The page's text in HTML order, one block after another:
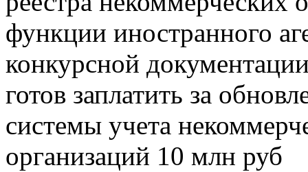
функции иностранного
конкурсной
готов заплатить за
системы учета
организаций 10 млн руб